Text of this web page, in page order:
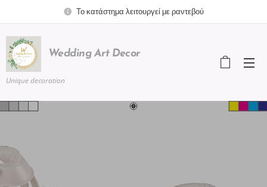
Το κατάστημα λειτουργεί με ραντεβού
Wedding ArtDecor
Unique decoration